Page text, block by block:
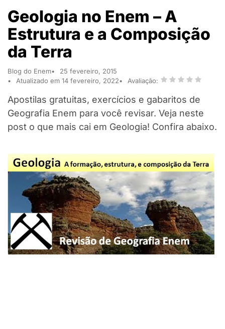
Geologia no Enem – A
Estrutura e a Composição
da Terra
Blog do Enem
25 fevereiro, 2015
Atualizado em 14 fevereiro, 2022
Avaliação:
Apostilas gratuitas, exercícios e gabaritos de
Geografia Enem para você revisar. Veja neste
post o que mais cai em Geologia! Confira abaixo.